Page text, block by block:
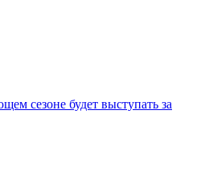
сезоне будет выступать за